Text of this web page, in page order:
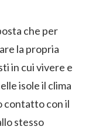
che per
la propria
in cui vivere e
isole il clima
contatto con il
stesso